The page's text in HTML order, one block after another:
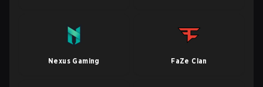
Nexus Gaming FaZe Clan